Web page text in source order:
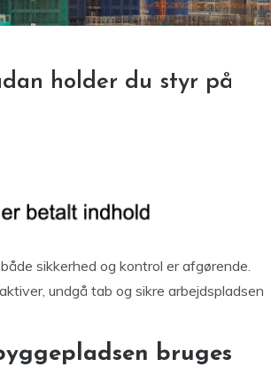
holder du styr på
sikkerhed og kontrol er afgørende.
undgå tab og sikre arbejdspladsen
bruges